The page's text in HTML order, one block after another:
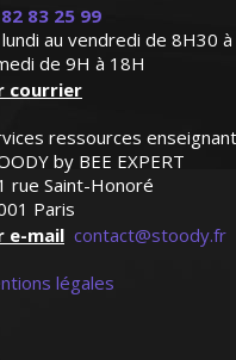
cette
élève
avant
de l'élèves
- Paris
83 25 99
lundi au vendredi de 8H30
de 9H à 18H
courrier
ressources
by BEE EXPERT
rue Saint-Honoré
Paris
e-mail contact@stoody.fr
légales